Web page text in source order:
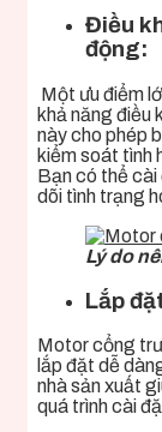
Điều
động:
Một ưu điểm
khả năng điều
này cho phép
kiểm soát tình
Bạn có thể
dõi tình trạng
Lý do
Lắp
Motor cổng
lắp đặt dễ
nhà sản xuất
quá trình cài